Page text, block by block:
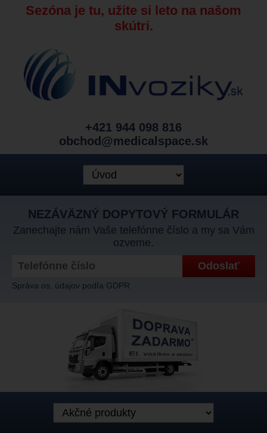
Sezóna je tu, užite si leto na našom
skútri.
+421 944 098 816
obchod@medicalspace.sk
NEZÁVÄZNÝ DOPYTOVÝ FORMULÁR
Zanechajte nám Vaše telefónne číslo a my sa Vám
ozveme.
Správa os. údajov podľa GDPR